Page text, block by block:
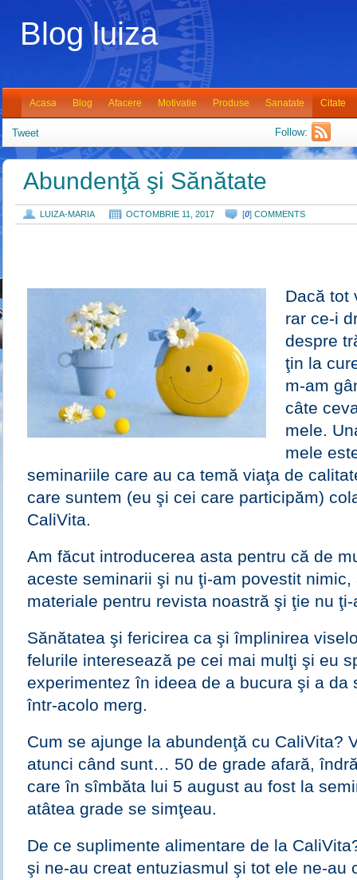
Blog luiza
Acasa Blog Afacere Motivatie Produse Sanatate Citate
Tweet Follow:
Abundenţă şi Sănătate
LUIZA-MARIA OCTOMBRIE 11, 2017 [0] COMMENTS
Dacă tot
rar ce-i
despre
ţin la
m-am
câte
mele.
mele
seminariile care au ca temă viaţa de
care suntem (eu şi cei care participăm)
CaliVita.
Am făcut introducerea asta pentru că de
aceste seminarii şi nu ţi-am povestit
materiale pentru revista noastră şi ţie nu
Sănătatea şi fericirea ca şi împlinirea
felurile interesează pe cei mai mulţi şi eu
experimentez în ideea de a bucura şi a da
într-acolo merg.
Cum se ajunge la abundenţă cu CaliVita?
atunci când sunt… 50 de grade afară,
care în sîmbăta lui 5 august au fost la
atâtea grade se simţeau.
De ce suplimente alimentare de la
şi ne-au creat entuziasmul şi tot ele ne-au